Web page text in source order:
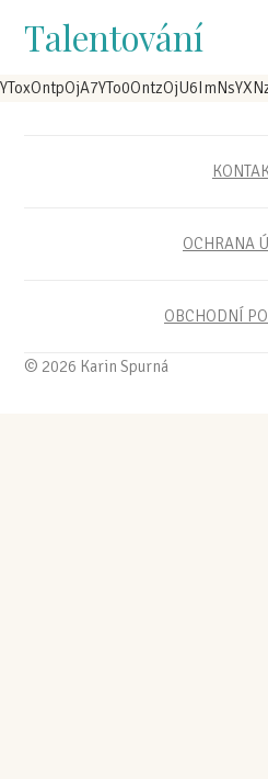
Talentování
OCHRANA
OBCHODNÍ
© 2026 Karin Spurná